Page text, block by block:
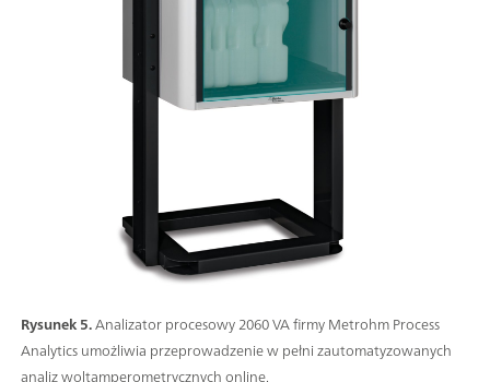
Rysunek 5.Analizator procesowy 2060 VA firmy Metrohm Process
Analytics umożliwia przeprowadzenie w pełni zautomatyzowanych